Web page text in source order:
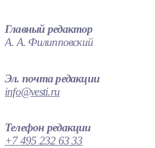
Главный редактор
А. А. Филипповский
Эл. почта редакции
info@vesti.ru
Телефон редакции
+7 495 232 63 33